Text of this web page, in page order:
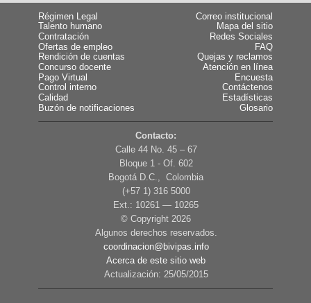
Régimen Legal
Talento humano
Contratación
Ofertas de empleo
Rendición de cuentas
Concurso docente
Pago Virtual
Control interno
Calidad
Buzón de notificaciones
Correo institucional
Mapa del sitio
Redes Sociales
FAQ
Quejas y reclamos
Atención en línea
Encuesta
Contáctenos
Estadísticas
Glosario
Contacto:
Calle 44 No. 45 – 67
Bloque 1 - Of. 602
Bogotá D.C., Colombia
(+57 1) 316 5000
Ext.: 10261 — 10265
© Copyright 2026
Algunos derechos reservados.
coordinacion@bivipas.info
Acerca de este sitio web
Actualización: 25/05/2015